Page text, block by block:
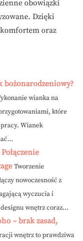
obowiązki
Dzięki
oraz
bożonarodzeniowy?
wianka na
które
Wianek
Tworzenie
nowoczesność z
wyczucia i
wnętrz coraz...
– brak zasad,
wnętrz to prawdziwa